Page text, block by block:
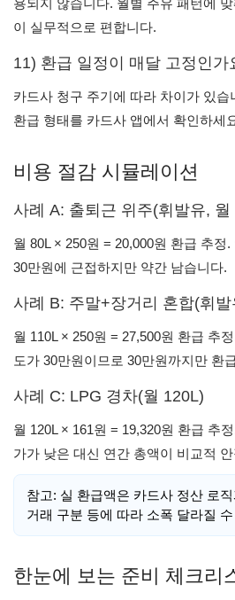
용되지 않습니다. 월별 주유 패턴에
이 실무적으로 편합니다.
11) 환급 일정이 매달 고정인가
카드사 청구 주기에 따라 차이가 있습
환급 형태를 카드사 앱에서 확인하세
비용 절감 시뮬레이션
사례 A: 출퇴근 위주(휘발유, 월
월 80L × 250원 = 20,000원 환급 추정
30만원에 근접하지만 약간 남습니다.
사례 B: 주말+장거리 혼합(휘
월 110L × 250원 = 27,500원 환급 추
도가 30만원이므로 30만원까지만 환
사례 C: LPG 경차(월 120L)
월 120L × 161원 = 19,320원 환급 추
가가 낮은 대신 연간 총액이 비교적
참고: 실 환급액은 카드사 정산 로
거래 구분 등에 따라 소폭 달라질
한눈에 보는 준비 체크리